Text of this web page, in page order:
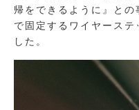
帰をできるように』と
で固定するワイヤース
した。